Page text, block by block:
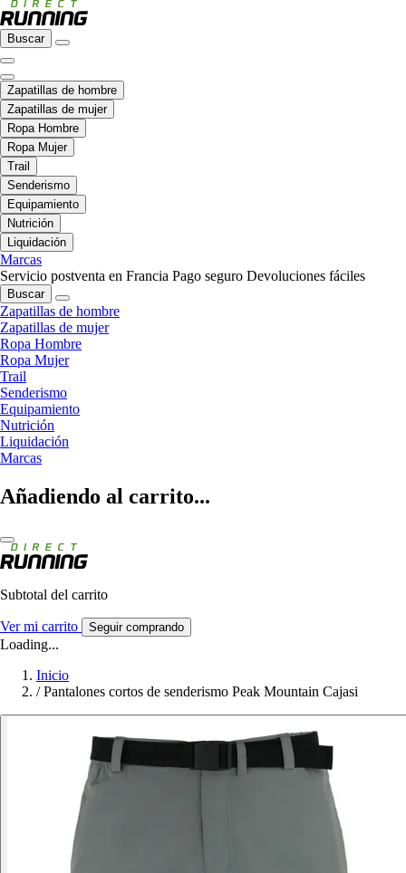
Buscar
Zapatillas de hombre
Zapatillas de mujer
Ropa Hombre
Ropa Mujer
Trail
Senderismo
Equipamiento
Nutrición
Liquidación
Marcas
Servicio postventa en Francia Pago seguro Devoluciones fáciles
Buscar
Zapatillas de hombre
Zapatillas de mujer
Ropa Hombre
Ropa Mujer
Trail
Senderismo
Equipamiento
Nutrición
Liquidación
Marcas
Añadiendo al carrito...
Subtotal del carrito
Ver mi carrito Seguir comprando
Loading...
Inicio
/ Pantalones cortos de senderismo Peak Mountain Cajasi